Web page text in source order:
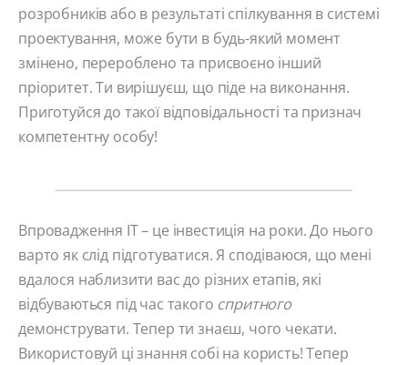
розробників або в результаті спілкування в системі
проектування, може бути в будь-який момент
змінено, перероблено та присвоєно інший
пріоритет. Ти вирішуєш, що піде на виконання.
Приготуйся до такої відповідальності та признач
компетентну особу!
Впровадження ІТ – це інвестиція на роки. До нього
варто як слід підготуватися. Я сподіваюся, що мені
вдалося наблизити вас до різних етапів, які
відбуваються під час такого спритного
демонструвати. Тепер ти знаєш, чого чекати.
Використовуй ці знання собі на користь! Тепер